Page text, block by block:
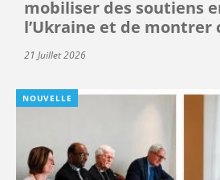
mobiliser des soutiens
l’Ukraine et de montrer
21 Juillet 2026
NOUVELLE